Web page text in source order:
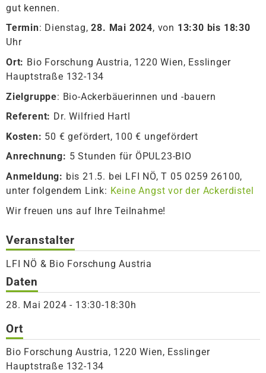
gut kennen.
Termin: Dienstag, 28. Mai 2024, von 13:30 bis 18:30
Uhr
Ort: Bio Forschung Austria, 1220 Wien, Esslinger
Hauptstraße 132-134
Zielgruppe: Bio-Ackerbäuerinnen und -bauern
Referent: Dr. Wilfried Hartl
Kosten: 50 € gefördert, 100 € ungefördert
Anrechnung: 5 Stunden für ÖPUL23-BIO
Anmeldung: bis 21.5. bei LFI NÖ, T 05 0259 26100,
unter folgendem Link: Keine Angst vor der Ackerdistel
Wir freuen uns auf Ihre Teilnahme!
Veranstalter
LFI NÖ & Bio Forschung Austria
Daten
28. Mai 2024 - 13:30-18:30h
Ort
Bio Forschung Austria, 1220 Wien, Esslinger
Hauptstraße 132-134